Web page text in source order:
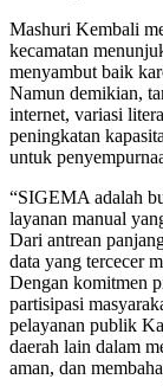
Mashuri Kembali
kecamatan
menyambut baik
Namun demikian,
internet, variasi
peningkatan
untuk
“SIGEMA adalah
layanan manual
Dari antrean
data yang tercecer
Dengan komitmen
partisipasi
pelayanan publik
daerah lain dalam
aman, dan